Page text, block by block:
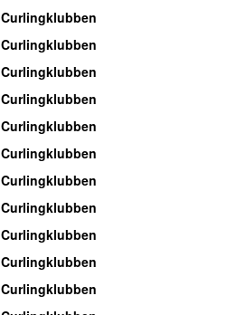
Curlingklubben
Curlingklubben
Curlingklubben
Curlingklubben
Curlingklubben
Curlingklubben
Curlingklubben
Curlingklubben
Curlingklubben
Curlingklubben
Curlingklubben